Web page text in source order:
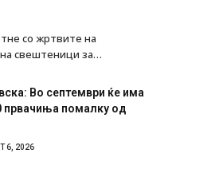
со жртвите на
свештеници за…
Во септември ќе има
првачиња помалку од
6, 2026